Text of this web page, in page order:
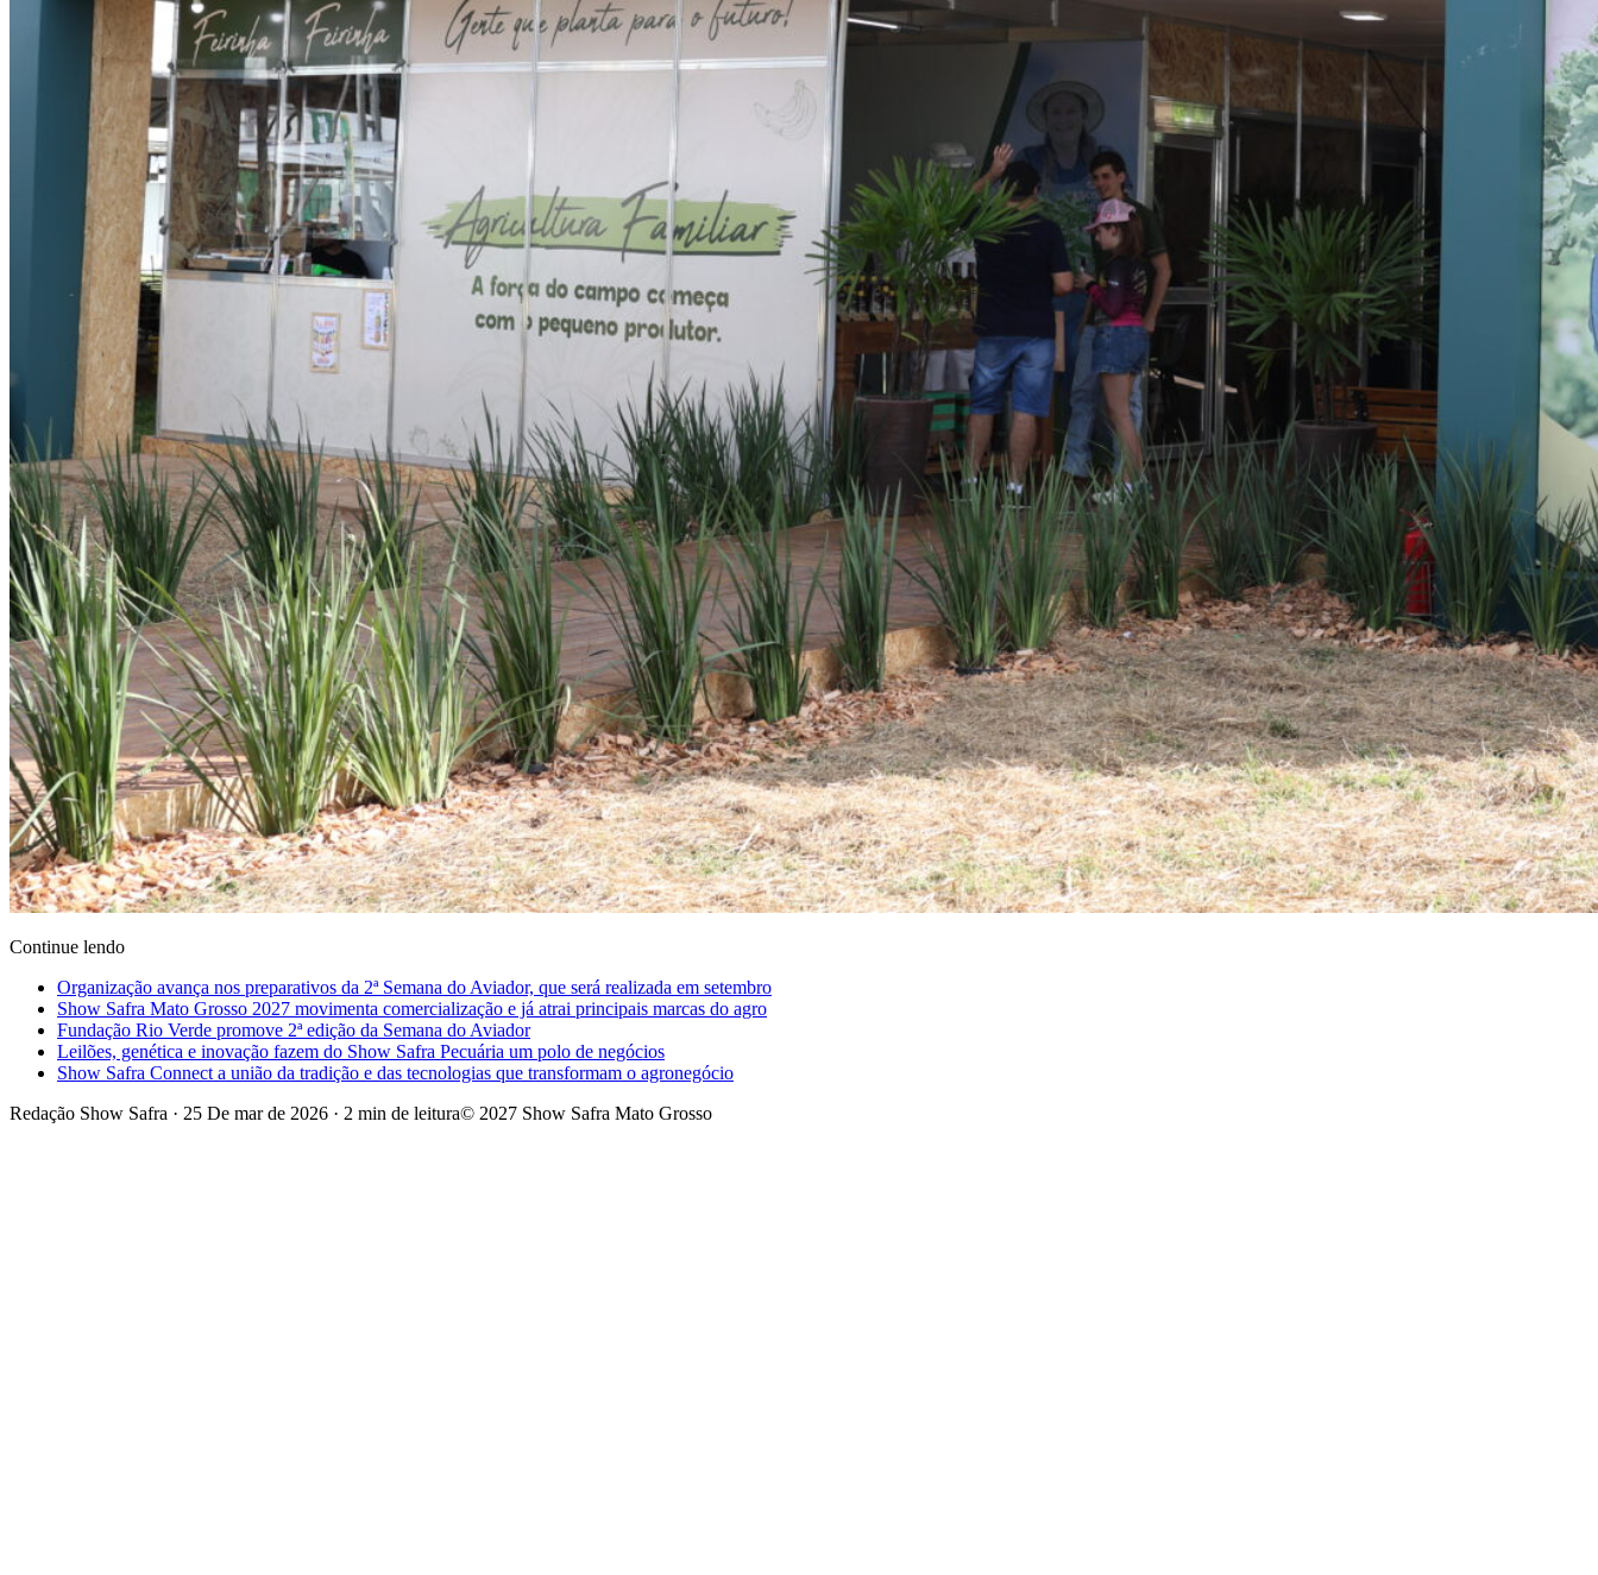
Continue lendo
Organização avança nos preparativos da 2ª Semana do Aviador, que será realizada em setembro
Show Safra Mato Grosso 2027 movimenta comercialização e já atrai principais marcas do agro
Fundação Rio Verde promove 2ª edição da Semana do Aviador
Leilões, genética e inovação fazem do Show Safra Pecuária um polo de negócios
Show Safra Connect a união da tradição e das tecnologias que transformam o agronegócio
Redação Show Safra · 25 De mar de 2026 · 2 min de leitura© 2027 Show Safra Mato Grosso